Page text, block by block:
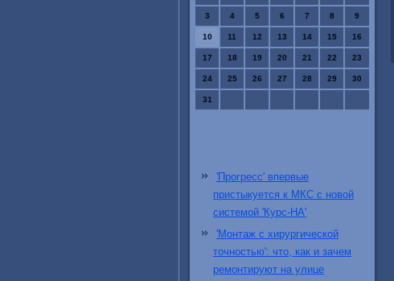
3 4 5 6 7 8 9
10 11 12 13 14 15 16
17 18 19 20 21 22 23
24 25 26 27 28 29 30
31
'Прогресс' впервые
пристыкуется к МКС с новой
системой 'Курс-НА'
'Монтаж с хирургической
точностью': что, как и зачем
ремонтируют на улице